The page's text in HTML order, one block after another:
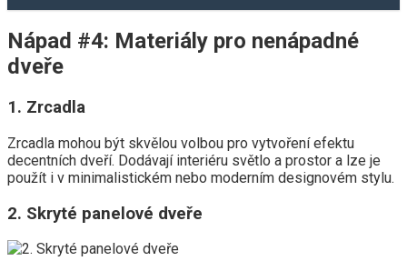
Nápad #4: Materiály pro nenápadné
dveře
1. Zrcadla
Zrcadla mohou být skvělou volbou pro vytvoření efektu
decentních dveří. Dodávají interiéru světlo a prostor a lze je
použít i v minimalistickém nebo moderním designovém stylu.
2. Skryté panelové dveře